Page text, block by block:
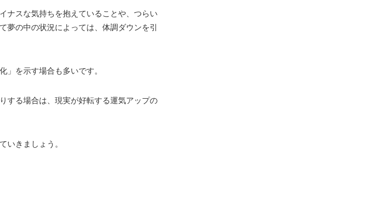
ナスな気持ちを抱えていることや、つらい
夢の中の状況によっては、体調ダウンを引
を示す場合も多いです。
する場合は、現実が好転する運気アップの
きましょう。